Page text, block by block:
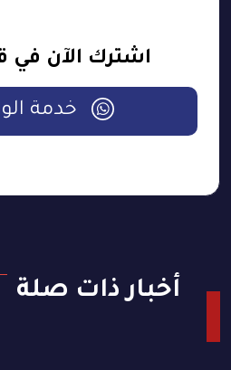
اشترك الآن في
خدمة
أخبار ذات صلة